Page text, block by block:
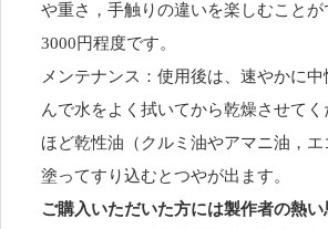
や重さ，手触りの違いを楽しむこと
3000円程度です。
メンテナンス：使用後は、速やかに
んで水をよく拭いてから乾燥させて
ほど乾性油（クルミ油やアマニ油，
塗ってすり込むとつやが出ます。
ご購入いただいた方には製作者の熱